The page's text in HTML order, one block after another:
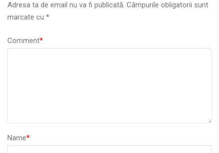
Adresa ta de email nu va fi publicată. Câmpurile obligatorii sunt
marcate cu *
Comment*
Name*